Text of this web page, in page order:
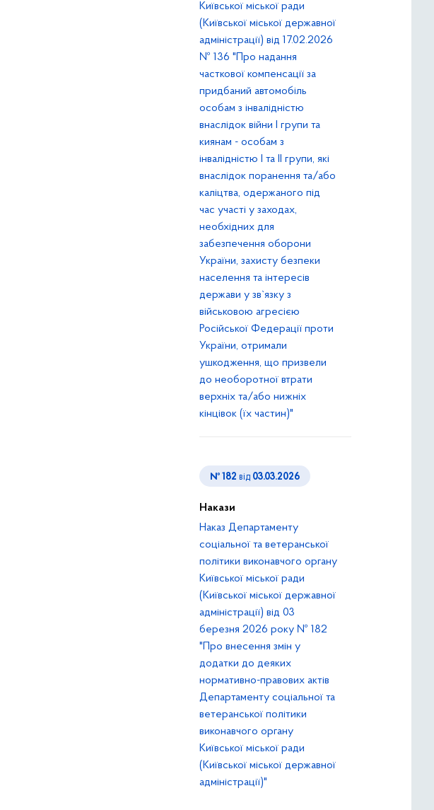
Київської міської ради
(Київської міської державної
адміністрації) від 17.02.2026
№ 136 "Про надання
часткової компенсації за
придбаний автомобіль
особам з інвалідністю
внаслідок війни І групи та
киянам - особам з
інвалідністю І та ІІ групи, які
внаслідок поранення та/або
каліцтва, одержаного під
час участі у заходах,
необхідних для
забезпечення оборони
України, захисту безпеки
населення та інтересів
держави у зв`язку з
військовою агресією
Російської Федерації проти
України, отримали
ушкодження, що призвели
до необоротної втрати
верхніх та/або нижніх
кінцівок (їх частин)"
№ 182 від 03.03.2026
Накази
Наказ Департаменту
соціальної та ветеранської
політики виконавчого органу
Київської міської ради
(Київської міської державної
адміністрації) від 03
березня 2026 року № 182
"Про внесення змін у
додатки до деяких
нормативно-правових актів
Департаменту соціальної та
ветеранської політики
виконавчого органу
Київської міської ради
(Київської міської державної
адміністрації)"